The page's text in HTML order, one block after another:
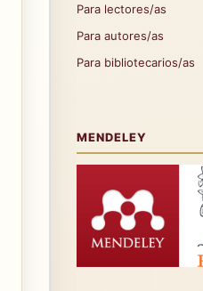
Para lectores/as
Para autores/as
Para bibliotecarios/as
MENDELEY